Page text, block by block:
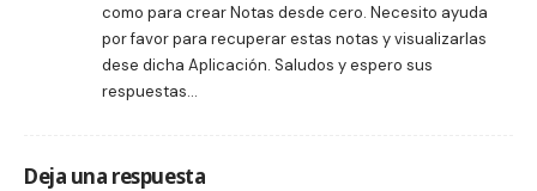
como para crear Notas desde cero. Necesito ayuda
por favor para recuperar estas notas y visualizarlas
dese dicha Aplicación. Saludos y espero sus
respuestas…
Deja una respuesta